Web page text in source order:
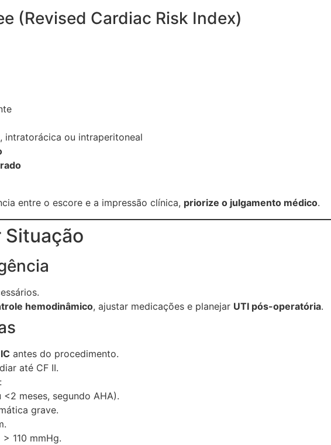
(Revised Cardiac Risk Index)
intratorácica ou intraperitoneal
entre o escore e a impressão clínica, priorize o julgamento médico.
hemodinâmico, ajustar medicações e planejar UTI pós-operatória.
IC antes do procedimento.
até CF II.
<2 meses, segundo AHA).
grave.
> 110 mmHg.